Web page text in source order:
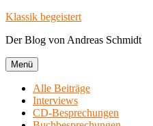
Zum
springen
Klassik begeistert
Der Blog von Andreas Schmidt
Menü
Alle Beiträge
Interviews
CD-Besprechungen